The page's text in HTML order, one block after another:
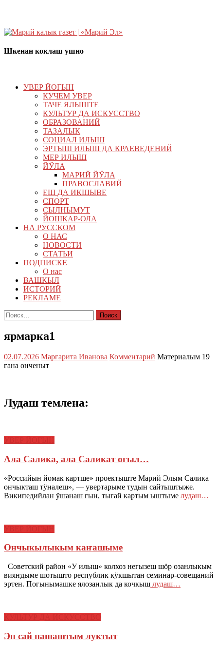
Шкенан коклаш ушно
УВЕР ЙОГЫН
КУЧЕМ УВЕР
ТАЧЕ ЯЛЫШТЕ
КУЛЬТУР ДА ИСКУССТВО
ОБРАЗОВАНИЙ
ТАЗАЛЫК
СОЦИАЛ ИЛЫШ
ЭРТЫШ ИЛЫШ ДА КРАЕВЕДЕНИЙ
МЕР ИЛЫШ
ЙӰЛА
МАРИЙ ЙӰЛА
ПРАВОСЛАВИЙ
ЕШ ДА ИКШЫВЕ
СПОРТ
СЫЛНЫМУТ
ЙОШКАР-ОЛА
НА РУССКОМ
О НАС
НОВОСТИ
СТАТЬИ
ПОДПИСКЕ
О нас
ВАШКЫЛ
ИСТОРИЙ
РЕКЛАМЕ
Найти:
ярмарка1
02.07.2026 Маргарита Иванова Комментарий Материалым 19
гана онченыт
Лудаш темлена:
Ала Салика, ала Саликат огыл…
«Российын йомак картше» проектыште Марий Элым Салика
ончыкташ тӱналеш», — увертарыме тудын сайтыштыже.
Википедийлан ӱшанаш гын, тыгай картым ыштыме лудаш…
Ончыкылыкым каҥашыме
Советский район «У илыш» колхоз негызеш шӧр озанлыкым
вияҥдыме шотышто республик кӱкшытан семинар-совещаний
эртен. Погынымашке ялозанлык да кочкыш лудаш…
Эн сай пашаштым луктыт